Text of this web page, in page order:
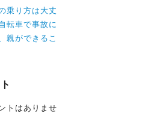
乗り方は大丈
転車で事故に
親ができるこ
トはありませ